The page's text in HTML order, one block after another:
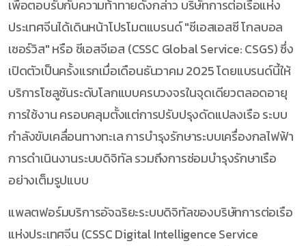
เพื่อตอบรับกับความท้าทายดังกล่าว บริษัทการต่อเรือแห่ง
ประเทศจีนได้เดินหน้าโปรโมตแบรนด์ "ซีเอสเอสซี โกลบอล
เซอร์วิส" หรือ ซีเอสจีเอส (CSSC Global Service: CSGS) ซึ่ง
เปิดตัวเป็นครั้งแรกเมื่อเดือนธันวาคม 2025 โดยแบรนด์นี้ให้
บริการโซลูชันระดับโลกแบบครบวงจรในจุดเดียวตลอดอายุ
การใช้งาน ครอบคลุมตั้งแต่การปรับปรุงดัดแปลงเรือ ระบบ
กำลังขับเคลื่อนทางทะเล การบำรุงรักษาระบบเครื่องกลไฟฟ้า
การดำเนินงานระบบดิจิทัล รวมถึงการซ่อมบำรุงรักษาเรือ
อย่างเต็มรูปแบบ
แพลตฟอร์มบริการอัจฉริยะระบบดิจิทัลของบริษัทการต่อเรือ
แห่งประเทศจีน (CSSC Digital Intelligence Service